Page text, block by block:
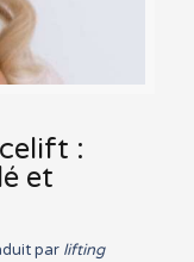
:
et
par lifting